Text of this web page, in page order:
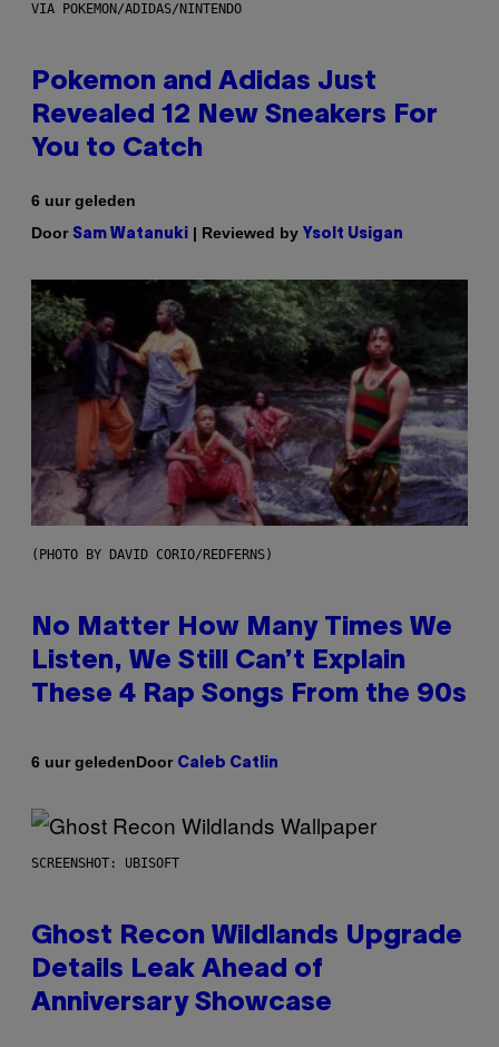
VIA POKEMON/ADIDAS/NINTENDO
Pokemon and Adidas Just
Revealed 12 New Sneakers For
You to Catch
6 uur geleden
Door Sam Watanuki | Reviewed by Ysolt Usigan
(PHOTO BY DAVID CORIO/REDFERNS)
No Matter How Many Times We
Listen, We Still Can’t Explain
These 4 Rap Songs From the 90s
6 uur geledenDoor Caleb Catlin
SCREENSHOT: UBISOFT
Ghost Recon Wildlands Upgrade
Details Leak Ahead of
Anniversary Showcase